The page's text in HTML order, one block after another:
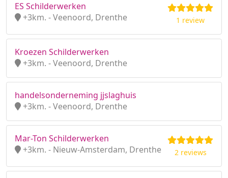
ES Schilderwerken
+3km. - Veenoord, Drenthe
1 review
Kroezen Schilderwerken
+3km. - Veenoord, Drenthe
handelsonderneming jjslaghuis
+3km. - Veenoord, Drenthe
Mar-Ton Schilderwerken
+3km. - Nieuw-Amsterdam, Drenthe
2 reviews